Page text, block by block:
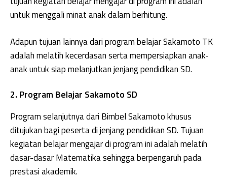
untuk menggali minat anak dalam berhitung.
Adapun tujuan lainnya dari program belajar Sakamoto TK
adalah melatih kecerdasan serta mempersiapkan anak-
anak untuk siap melanjutkan jenjang pendidikan SD.
2. Program Belajar Sakamoto SD
Program selanjutnya dari Bimbel Sakamoto khusus
ditujukan bagi peserta di jenjang pendidikan SD. Tujuan
kegiatan belajar mengajar di program ini adalah melatih
dasar-dasar Matematika sehingga berpengaruh pada
prestasi akademik.